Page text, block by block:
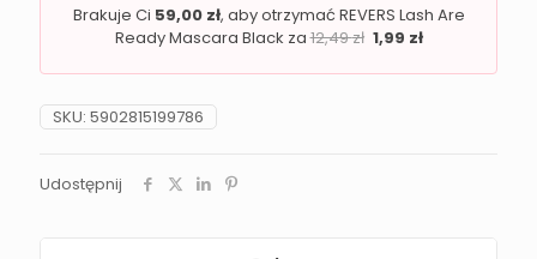
Brakuje Ci 59,00 zł, aby otrzymać REVERS Lash Are
Ready Mascara Black za12,49zł 1,99 zł
SKU: 5902815199786
Udostępnij